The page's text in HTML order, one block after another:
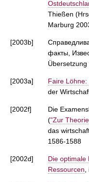
Thießen
Marburg
[2003b]
факты,
[2003a] Faire Löhne:
der
[2002f]
Die
("Zur
das
1586-1588
[2002d]
Die optimale
Ressourcen